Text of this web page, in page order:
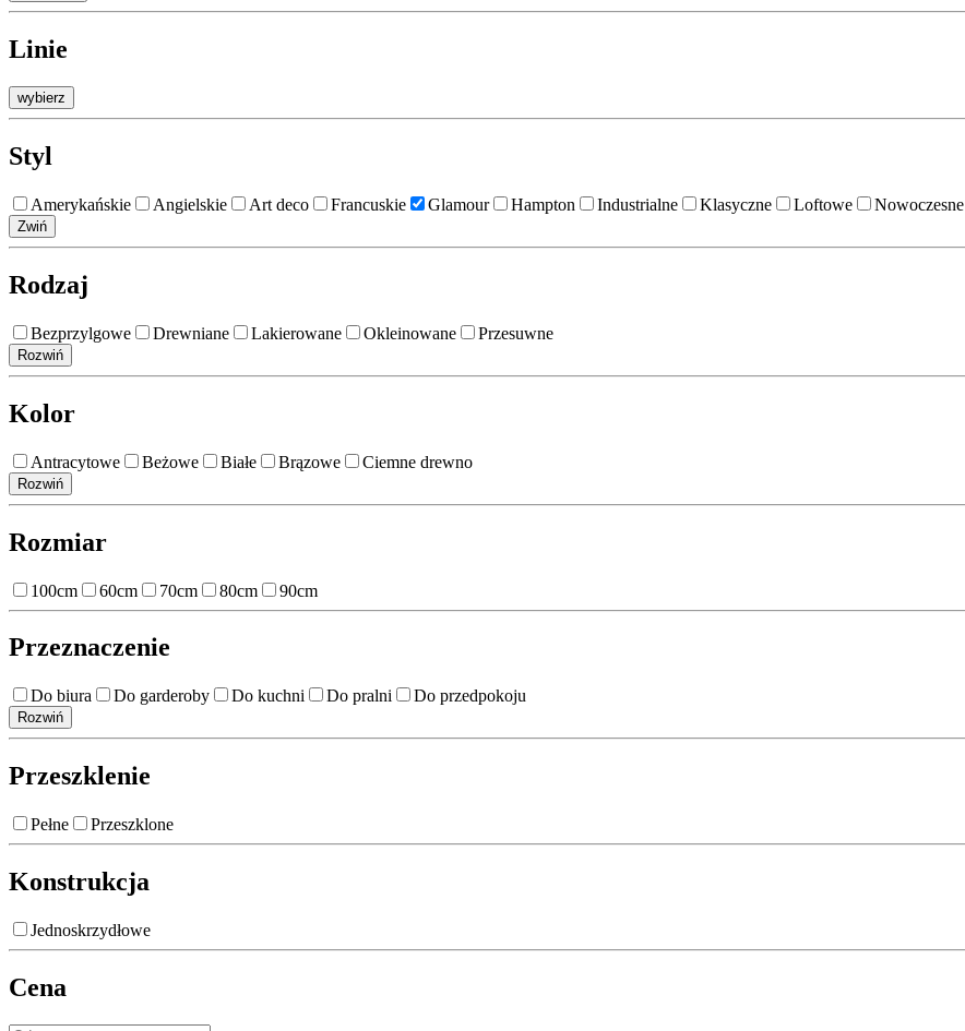
Linie
wybierz
Styl
Amerykańskie Angielskie Art deco Francuskie Glamour Hampton Industrialne Klasyczne Loftowe Nowoczesne
Zwiń
Rodzaj
Bezprzylgowe Drewniane Lakierowane Okleinowane Przesuwne
Rozwiń
Kolor
Antracytowe Beżowe Białe Brązowe Ciemne drewno
Rozwiń
Rozmiar
100cm 60cm 70cm 80cm 90cm
Przeznaczenie
Do biura Do garderoby Do kuchni Do pralni Do przedpokoju
Rozwiń
Przeszklenie
Pełne Przeszklone
Konstrukcja
Jednoskrzydłowe
Cena